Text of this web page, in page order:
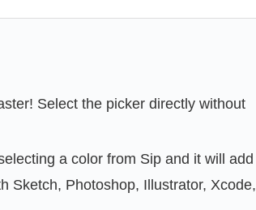
Select the picker directly without
a color from Sip and it will add
Sketch, Photoshop, Illustrator, Xcode,